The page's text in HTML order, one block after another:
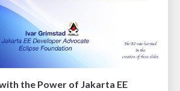
the Power of Jakarta EE